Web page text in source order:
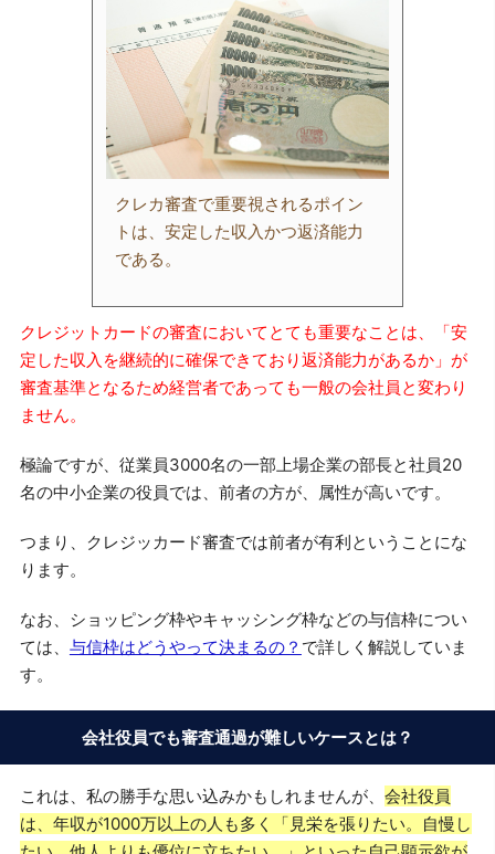
クレカ審査で重要視されるポイン
トは、安定した収入かつ返済能力
である。
クレジットカードの審査においてとても重要なことは、「安
定した収入を継続的に確保できており返済能力があるか」が
審査基準となるため経営者であっても一般の会社員と変わり
ません。
極論ですが、従業員3000名の一部上場企業の部長と社員20
名の中小企業の役員では、前者の方が、属性が高いです。
つまり、クレジッカード審査では前者が有利ということにな
ります。
なお、ショッピング枠やキャッシング枠などの与信枠につい
ては、 与信枠はどうやって決まるの？ で詳しく解説していま
す。
会社役員でも審査通過が難しいケースとは？
これは、私の勝手な思い込みかもしれませんが、 会社役員
は、年収が1000万以上の人も多く「見栄を張りたい。自慢し